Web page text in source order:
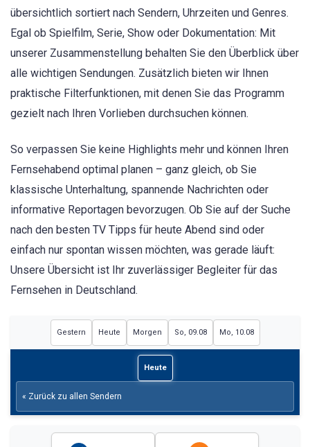
übersichtlich sortiert nach Sendern, Uhrzeiten und Genres.
Egal ob Spielfilm, Serie, Show oder Dokumentation: Mit
unserer Zusammenstellung behalten Sie den Überblick über
alle wichtigen Sendungen. Zusätzlich bieten wir Ihnen
praktische Filterfunktionen, mit denen Sie das Programm
gezielt nach Ihren Vorlieben durchsuchen können.
So verpassen Sie keine Highlights mehr und können Ihren
Fernsehabend optimal planen – ganz gleich, ob Sie
klassische Unterhaltung, spannende Nachrichten oder
informative Reportagen bevorzugen. Ob Sie auf der Suche
nach den besten TV Tipps für heute Abend sind oder
einfach nur spontan wissen möchten, was gerade läuft:
Unsere Übersicht ist Ihr zuverlässiger Begleiter für das
Fernsehen in Deutschland.
Gestern Heute Morgen So, 09.08 Mo, 10.08
Heute
« Zurück zu allen Sendern